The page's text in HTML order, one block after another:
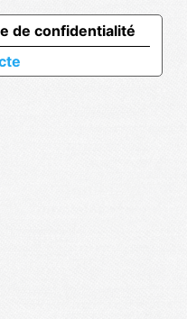
de confidentialité